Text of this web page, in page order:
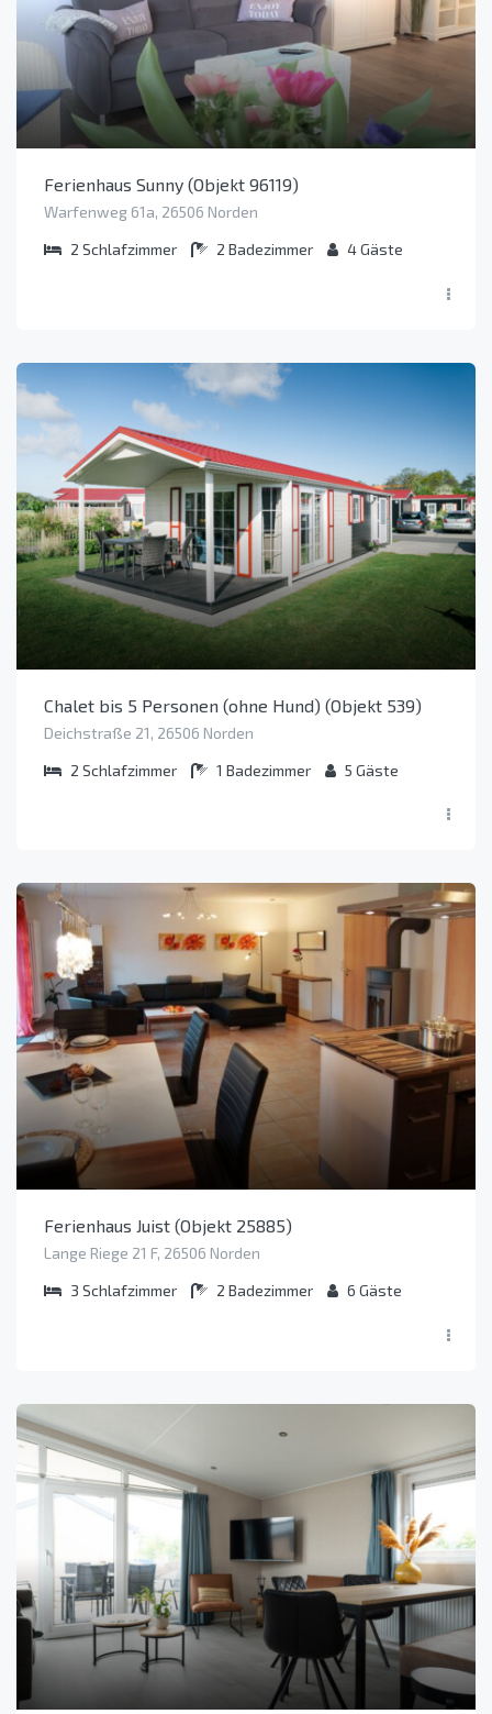
Ferienhaus Sunny (Objekt 96119)
Warfenweg 61a, 26506 Norden
2 Schlafzimmer 2 Badezimmer 4Gäste
Chalet bis 5 Personen (ohne Hund) (Objekt 539)
Deichstraße 21, 26506 Norden
2 Schlafzimmer 1 Badezimmer 5 Gäste
Ferienhaus Juist (Objekt 25885)
Lange Riege 21 F, 26506 Norden
3 Schlafzimmer 2 Badezimmer 6 Gäste